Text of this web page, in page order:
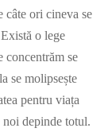
câte ori cineva se
o lege
concentrăm se
se molipsește
pentru viața
noi depinde totul.